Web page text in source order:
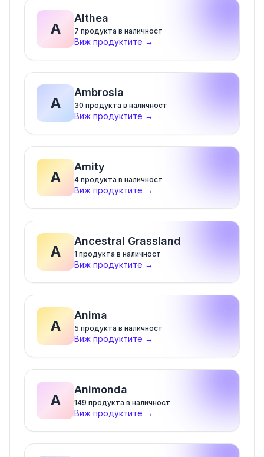
A
Althea
7 продукта в наличност
Виж продуктите →
A
Ambrosia
30 продукта в наличност
Виж продуктите →
A
Amity
4 продукта в наличност
Виж продуктите →
A
Ancestral Grassland
1 продукта в наличност
Виж продуктите →
A
Anima
5 продукта в наличност
Виж продуктите →
A
Animonda
149 продукта в наличност
Виж продуктите →